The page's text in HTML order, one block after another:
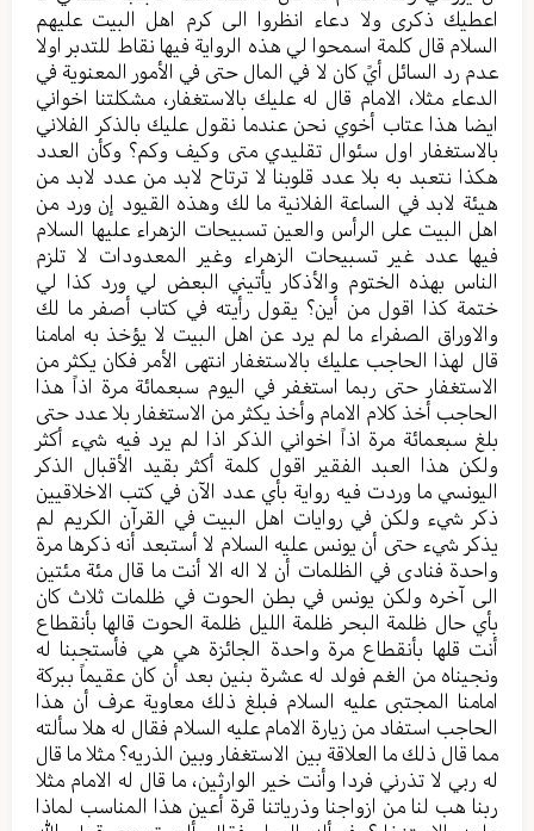
اعطيك ذكرى ولا دعاء انظروا الى كرم اهل البيت عليهم
السلام قال كلمة اسمحوا لي هذه الرواية فيها نقاط للتدبر اولا
عدم رد السائل أيً كان لا في المال حتى في الأمور المعنوية في
الدعاء مثلا، الامام قال له عليك بالاستغفار، مشكلتنا اخواني
ايضا هذا عتاب أخوي نحن عندما نقول عليك بالذكر الفلاني
بالاستغفار اول سئوال تقليدي متى وكيف وكم؟ وكأن العدد
هكذا نتعبد به بلا عدد قلوبنا لا ترتاح لابد من عدد لابد من
هيئة لابد في الساعة الفلانية ما لك وهذه القيود إن ورد من
اهل البيت على الرأس والعين تسبيحات الزهراء عليها السلام
فيها عدد غير تسبيحات الزهراء وغير المعدودات لا تلزم
الناس بهذه الختوم والأذكار يأتيني البعض لي ورد كذا لي
ختمة كذا اقول من أين؟ يقول رأيته في كتاب أصفر ما لك
والاوراق الصفراء ما لم يرد عن اهل البيت لا يؤخذ به امامنا
قال لهذا الحاجب عليك بالاستغفار انتهى الأمر فكان يكثر من
الاستغفار حتى ربما استغفر في اليوم سبعمائة مرة اذاً هذا
الحاجب أخذ كلام الامام وأخذ يكثر من الاستغفار بلا عدد حتى
بلغ سبعمائة مرة اذاً اخواني الذكر اذا لم يرد فيه شيء أكثر
ولكن هذا العبد الفقير اقول كلمة أكثر بقيد الأقبال الذكر
اليونسي ما وردت فيه رواية بأي عدد الآن في كتب الاخلاقيين
ذكر شيء ولكن في روايات اهل البيت في القرآن الكريم لم
يذكر شيء حتى أن يونس عليه السلام لا أستبعد أنه ذكرها مرة
واحدة فنادى في الظلمات أن لا اله الا أنت ما قال مئة مئتين
الى آخره ولكن يونس في بطن الحوت في ظلمات ثلاث كان
بأي حال ظلمة البحر ظلمة الليل ظلمة الحوت قالها بأنقطاع
أنت قلها بأنقطاع مرة واحدة الجائزة هي هي فأستجبنا له
ونجيناه من الغم فولد له عشرة بنين بعد أن كان عقيماً ببركة
امامنا المجتبى عليه السلام فبلغ ذلك معاوية عرف أن هذا
الحاجب استفاد من زيارة الامام عليه السلام فقال له هلا سألته
مما قال ذلك ما العلاقة بين الاستغفار وبين الذريه؟ مثلا ما قال
له ربي لا تذرني فردا وأنت خير الوارثين، ما قال له الامام مثلا
ربنا هب لنا من ازواجنا وذرياتنا قرة أعين هذا المناسب لماذا